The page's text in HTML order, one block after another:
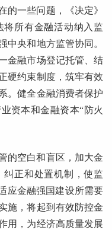
的一些问题，《决定》
所有金融活动纳入监
中央和地方监管协同。
金融市场登记托管、结
硬约束制度，筑牢有效
。健全金融消费者保护
资本和金融资本“防火
的空白和盲区，加大金
正和处置机制，使监
应金融强国建设所需要
施，将起到有效防控金
用，为经济高质量发展